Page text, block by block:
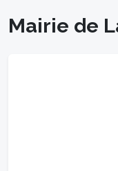
Mairie de